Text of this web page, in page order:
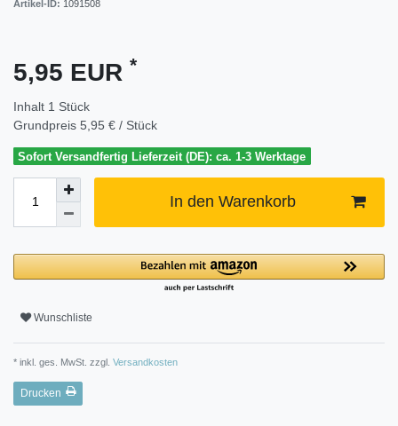
Artikel-ID: 1091508
5,95 EUR *
Inhalt 1 Stück
Grundpreis 5,95 € / Stück
Sofort Versandfertig Lieferzeit (DE): ca. 1-3 Werktage
In den Warenkorb
Wunschliste
* inkl. ges. MwSt. zzgl. Versandkosten
Drucken